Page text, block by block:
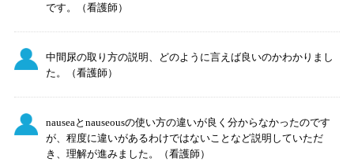
です。（看護師）
中間尿の取り方の説明、どのように言えば良いのかわかりまし
た。（看護師）
nauseaとnauseousの使い方の違いが良く分からなかったのです
が、程度に違いがあるわけではないことなど説明していただ
き、理解が進みました。（看護師）